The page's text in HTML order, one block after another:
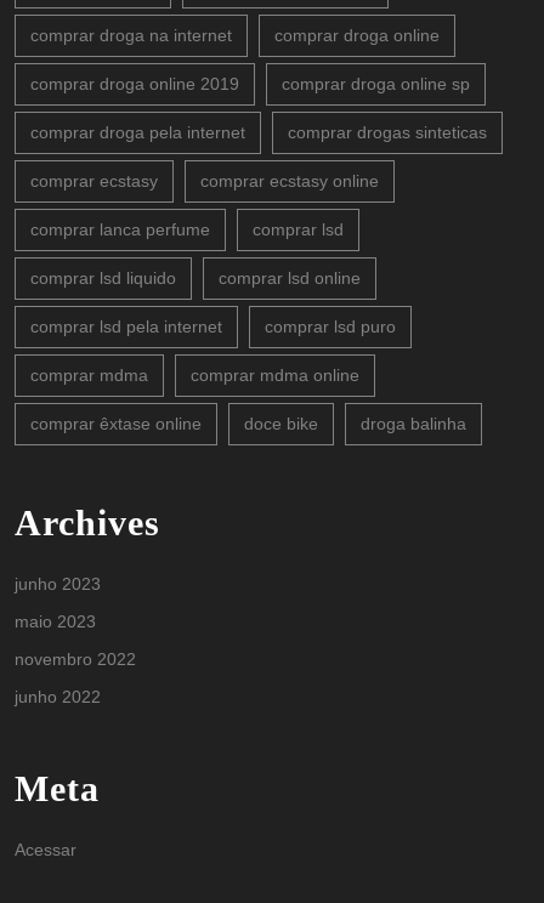
comprar droga na internet comprar droga online
comprar droga online 2019 comprar droga online sp
comprar droga pela internet comprar drogas sinteticas
comprar ecstasy comprar ecstasy online
comprar lanca perfume comprar lsd
comprar lsd liquido comprar lsd online
comprar lsd pela internet comprar lsd puro
comprar mdma comprar mdma online
comprar êxtase online doce bike droga balinha
Archives
junho 2023
maio 2023
novembro 2022
junho 2022
Meta
Acessar